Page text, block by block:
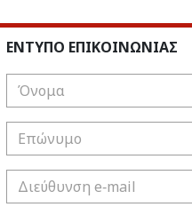
ΕΝΤΥΠΟ ΕΠΙΚΟΙΝΩΝΙΑΣ